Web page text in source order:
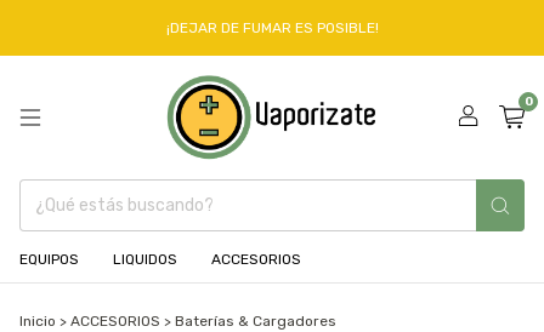
¡DEJAR DE FUMAR ES POSIBLE!
0
EQUIPOS LIQUIDOS ACCESORIOS
Inicio > ACCESORIOS > Baterías & Cargadores